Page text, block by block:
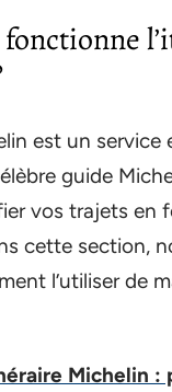
est un service
guide
vos trajets en
cette section,
l’utiliser de
Michelin :